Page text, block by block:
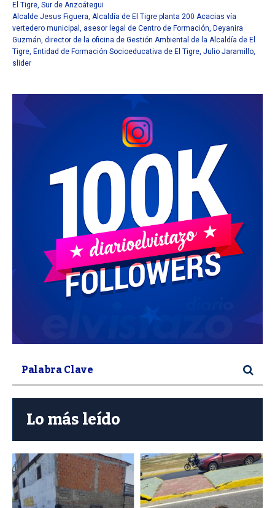
El Tigre, Sur de Anzoátegui
Alcalde Jesus Figuera, Alcaldía de El Tigre planta 200 Acacias vía
vertedero municipal , asesor legal de Centro de Formación, Deyanira
Guzmán, director de la oficina de Gestión Ambiental de la Alcaldía de El
Tigre, Entidad de Formación Socioeducativa de El Tigre, Julio Jaramillo,
slider
Lo más leído